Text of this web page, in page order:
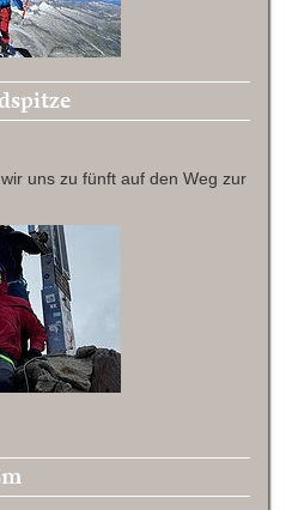
uns zu fünft auf den Weg zur